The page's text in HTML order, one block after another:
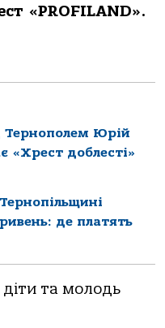
«PROFILАND».
Тернополем Юрій
доблесті»
де платять
та молодь